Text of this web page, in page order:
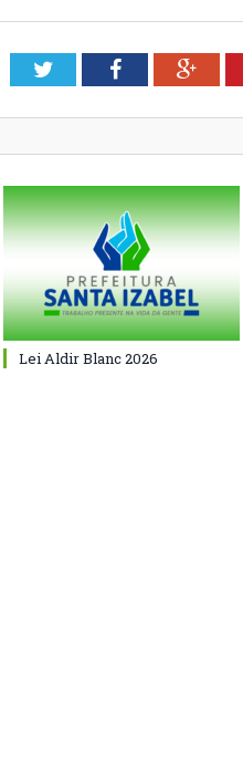
TwitterFacebook
Lei Aldir Blanc 2026